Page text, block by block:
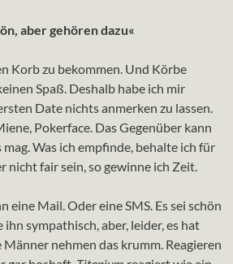
aber gehören dazu«
Korb zu bekommen. Und Körbe
Spaß. Deshalb habe ich mir
Date nichts anmerken zu lassen.
Pokerface. Das Gegenüber kann
mag. Was ich empfinde, behalte ich für
nicht fair sein, so gewinne ich Zeit.
eine Mail. Oder eine SMS. Es sei schön
ihn sympathisch, aber, leider, es hat
nehmen das krumm. Reagieren